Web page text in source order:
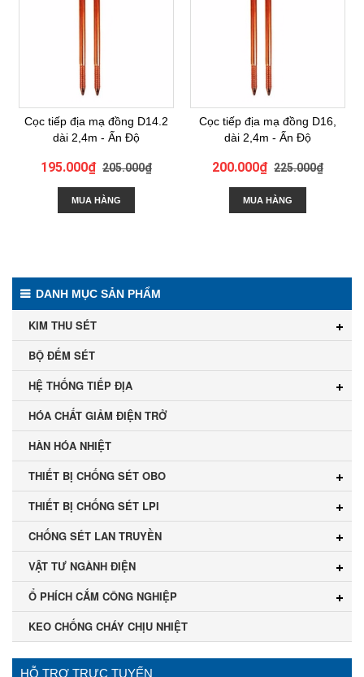
Cọc tiếp địa mạ đồng D14.2
dài 2,4m - Ấn Độ
195.000₫ 205.000₫
MUA HÀNG
Cọc tiếp địa mạ đồng D16,
dài 2,4m - Ấn Độ
200.000₫ 225.000₫
MUA HÀNG
DANH MỤC SẢN PHẨM
KIM THU SÉT
BỘ ĐẾM SÉT
HỆ THỐNG TIẾP ĐỊA
HÓA CHẤT GIẢM ĐIỆN TRỞ
HÀN HÓA NHIỆT
THIẾT BỊ CHỐNG SÉT OBO
THIẾT BỊ CHỐNG SÉT LPI
CHỐNG SÉT LAN TRUYỀN
VẬT TƯ NGÀNH ĐIỆN
Ổ PHÍCH CẮM CÔNG NGHIỆP
KEO CHỐNG CHÁY CHỊU NHIỆT
HỖ TRỢ TRỰC TUYẾN